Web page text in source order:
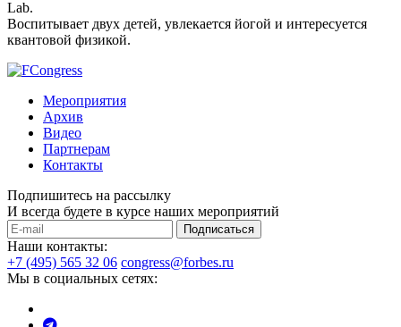
Lab.
Воспитывает двух детей, увлекается йогой и интересуется
квантовой физикой.
Мероприятия
Архив
Видео
Партнерам
Контакты
Подпишитесь на рассылку
И всегда будете в курсе наших мероприятий
Подписаться
Наши контакты:
+7 (495) 565 32 06 congress@forbes.ru
Мы в социальных сетях: